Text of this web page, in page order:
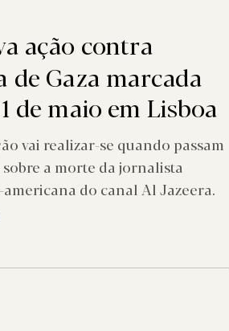
ação contra
de Gaza marcada
de maio em Lisboa
vai realizar-se quando passam
a morte da jornalista
do canal Al Jazeera.